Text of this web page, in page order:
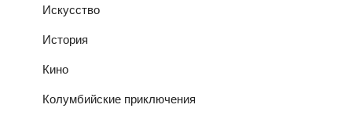
Искусство
История
Кино
Колумбийские приключения